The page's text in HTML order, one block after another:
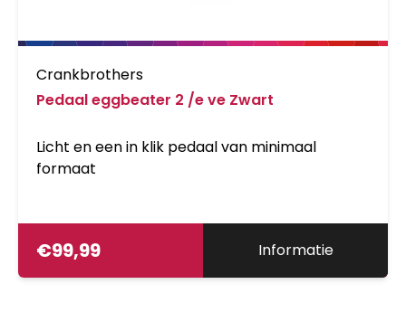
Crankbrothers
Pedaal eggbeater 2 /e ve Zwart
Licht en een in klik pedaal van minimaal
formaat
€99,99 Informatie